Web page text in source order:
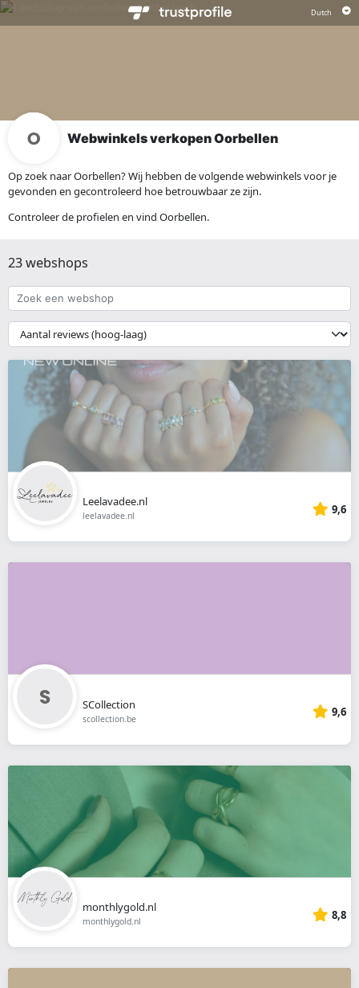
Webwinkels verkopen Oorbellen
Op zoek naar Oorbellen? Wij hebben de volgende webwinkels voor je
gevonden en gecontroleerd hoe betrouwbaar ze zijn.
Controleer de profielen en vind Oorbellen.
23 webshops
Zoek
een
webshop
{{
__('Sort')
}}
Leelavadee.nl
leelavadee.nl 9,6
SCollection
scollection.be 9,6
monthlygold.nl
monthlygold.nl 8,8